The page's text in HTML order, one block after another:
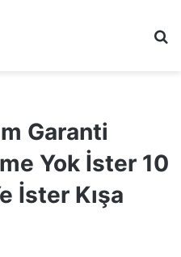
Garanti
Yok İster 10
İster Kışa